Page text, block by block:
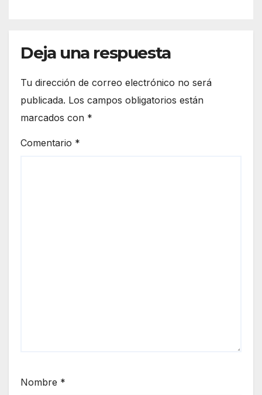
Deja una respuesta
Tu dirección de correo electrónico no será
publicada. Los campos obligatorios están
marcados con *
Comentario *
Nombre *